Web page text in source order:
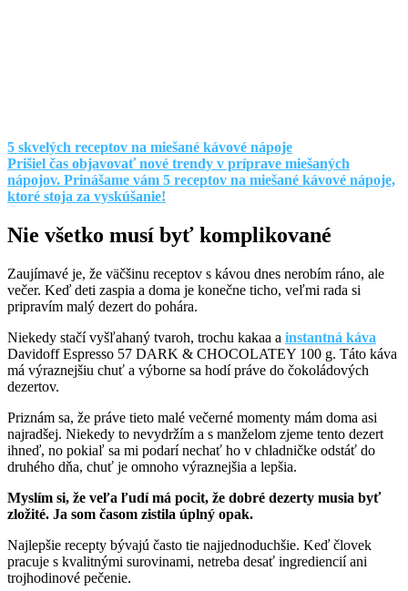
5 skvelých receptov na miešané kávové nápoje
Prišiel čas objavovať nové trendy v príprave miešaných
nápojov. Prinášame vám 5 receptov na miešané kávové nápoje,
ktoré stoja za vyskúšanie!
Nie všetko musí byť komplikované
Zaujímavé je, že väčšinu receptov s kávou dnes nerobím ráno, ale
večer. Keď deti zaspia a doma je konečne ticho, veľmi rada si
pripravím malý dezert do pohára.
Niekedy stačí vyšľahaný tvaroh, trochu kakaa a instantná káva
Davidoff Espresso 57 DARK & CHOCOLATEY 100 g. Táto káva
má výraznejšiu chuť a výborne sa hodí práve do čokoládových
dezertov.
Priznám sa, že práve tieto malé večerné momenty mám doma asi
najradšej. Niekedy to nevydržím a s manželom zjeme tento dezert
ihneď, no pokiaľ sa mi podarí nechať ho v chladničke odstáť do
druhého dňa, chuť je omnoho výraznejšia a lepšia.
Myslím si, že veľa ľudí má pocit, že dobré dezerty musia byť
zložité. Ja som časom zistila úplný opak.
Najlepšie recepty bývajú často tie najjednoduchšie. Keď človek
pracuje s kvalitnými surovinami, netreba desať ingrediencií ani
trojhodinové pečenie.